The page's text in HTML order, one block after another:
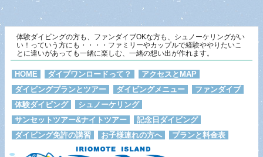
体験ダイビングの方も、ファンダイブOKな方も、シュノーケリングがい
い！っていう方にも・・・・ファミリーやカップルで経験ややりたいこ
とに違いがあっても一緒に楽しむ、一緒の想い出が作れます。
HOME ダイブワンロードって？
アクセスとMAP
ダイビングプランとツアー
ダイビングメニュー
ファンダイブ
体験ダイビング
シュノーケリング
サンセットツアー&ナイトツアー
記念日ダイビング
ダイビング免許の講習
お子様連れの方へ プランと料金表